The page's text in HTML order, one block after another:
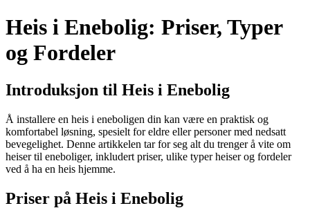
Heis i Enebolig: Priser, Typer
og Fordeler
Introduksjon til Heis i Enebolig
Å installere en heis i eneboligen din kan være en praktisk og
komfortabel løsning, spesielt for eldre eller personer med nedsatt
bevegelighet. Denne artikkelen tar for seg alt du trenger å vite om
heiser til eneboliger, inkludert priser, ulike typer heiser og fordeler
ved å ha en heis hjemme.
Priser på Heis i Enebolig